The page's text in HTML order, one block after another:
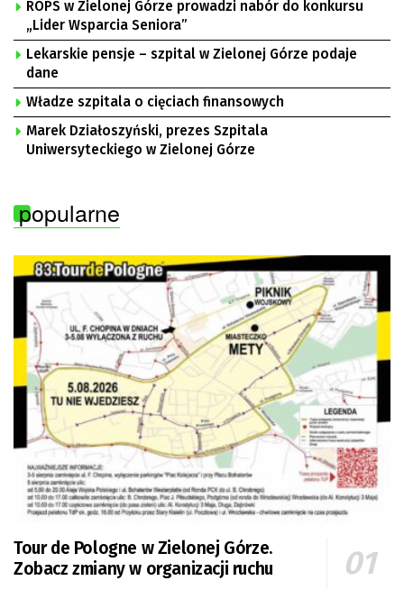
ROPS w Zielonej Górze prowadzi nabór do konkursu
„Lider Wsparcia Seniora”
Lekarskie pensje – szpital w Zielonej Górze podaje
dane
Władze szpitala o cięciach finansowych
Marek Działoszyński, prezes Szpitala
Uniwersyteckiego w Zielonej Górze
popularne
Tour de Pologne w Zielonej Górze.
Zobacz zmiany w organizacji ruchu